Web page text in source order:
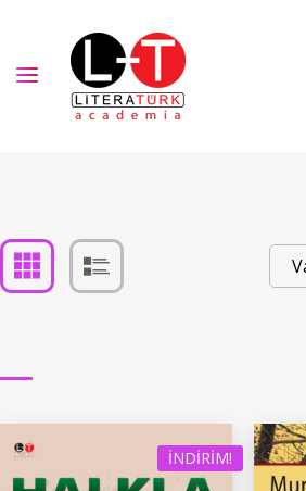
İNDIRIM!